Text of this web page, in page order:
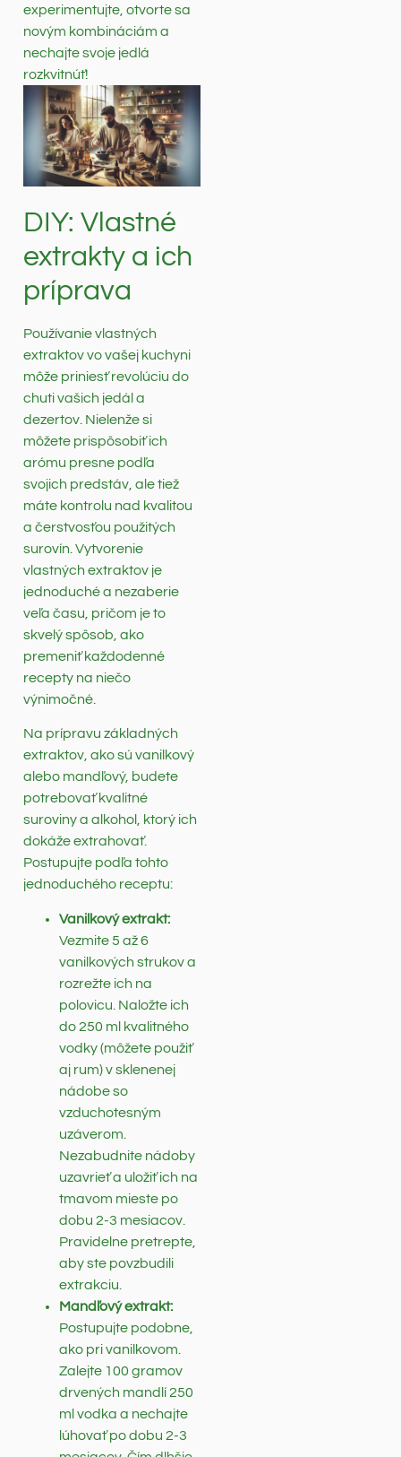
experimentujte, otvorte sa
novým kombináciám a
nechajte svoje jedlá
rozkvitnúť!
DIY: Vlastné
extrakty a ich
príprava
Používanie vlastných
extraktov vo vašej kuchyni
môže priniesť revolúciu do
chuti vašich jedál a
dezertov. Nielenže si
môžete prispôsobiť ich
arómu presne podľa
svojich predstáv, ale tiež
máte kontrolu nad kvalitou
a čerstvosťou použitých
surovín. Vytvorenie
vlastných extraktov je
jednoduché a nezaberie
veľa času, pričom je to
skvelý spôsob, ako
premeniť každodenné
recepty na niečo
výnimočné.
Na prípravu základných
extraktov, ako sú vanilkový
alebo mandľový, budete
potrebovať kvalitné
suroviny a alkohol, ktorý ich
dokáže extrahovať.
Postupujte podľa tohto
jednoduchého receptu:
Vanilkový extrakt:
Vezmite 5 až 6
vanilkových strukov a
rozrežte ich na
polovicu. Naložte ich
do 250 ml kvalitného
vodky (môžete použiť
aj rum) v sklenenej
nádobe so
vzduchotesným
uzáverom.
Nezabudnite nádoby
uzavrieť a uložiť ich na
tmavom mieste po
dobu 2-3 mesiacov.
Pravidelne pretrepte,
aby ste povzbudili
extrakciu.
Mandľový extrakt:
Postupujte podobne,
ako pri vanilkovom.
Zalejte 100 gramov
drvených mandlí 250
ml vodka a nechajte
lúhovať po dobu 2-3